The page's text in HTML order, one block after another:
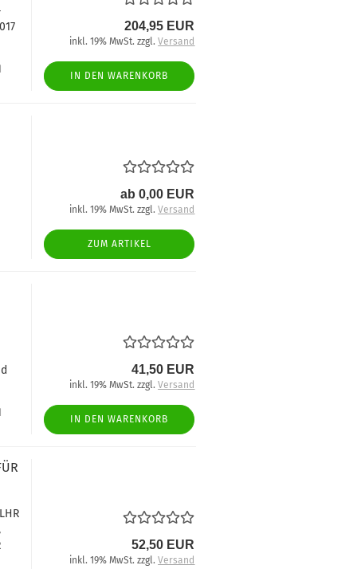
204,95 EUR
inkl. 19% MwSt. zzgl.Versand
IN DEN WARENKORB
ab 0,00 EUR
inkl. 19% MwSt. zzgl.Versand
ZUM ARTIKEL
41,50 EUR
inkl. 19% MwSt. zzgl.Versand
IN DEN WARENKORB
52,50 EUR
inkl. 19% MwSt. zzgl.Versand